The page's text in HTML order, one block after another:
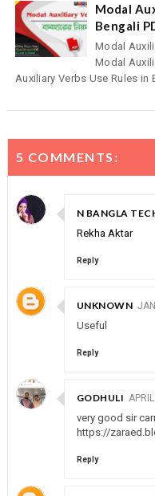
Modal
Bengali
Modal
Modal
Auxiliary Verbs Use Rules in
5 COMMENTS:
N BANGLA
Rekha Aktar
Reply
UNKNOWN
Useful
Reply
GODHULI
very good sir
https://
Reply